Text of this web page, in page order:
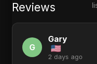
Reviews
G
Gary
2 days ago